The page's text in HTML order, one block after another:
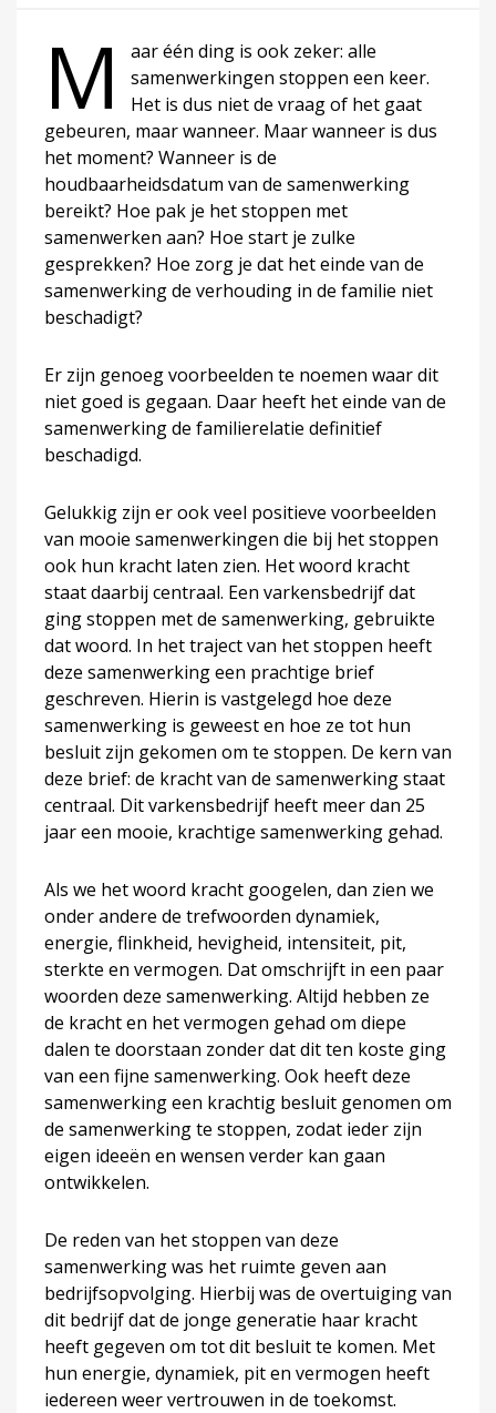
M
aar één ding is ook zeker: alle
samenwerkingen stoppen een keer.
Het is dus niet de vraag of het gaat
gebeuren, maar wanneer. Maar wanneer is dus
het moment? Wanneer is de
houdbaarheidsdatum van de samenwerking
bereikt? Hoe pak je het stoppen met
samenwerken aan? Hoe start je zulke
gesprekken? Hoe zorg je dat het einde van de
samenwerking de verhouding in de familie niet
beschadigt?
Er zijn genoeg voorbeelden te noemen waar dit
niet goed is gegaan. Daar heeft het einde van de
samenwerking de familierelatie definitief
beschadigd.
Gelukkig zijn er ook veel positieve voorbeelden
van mooie samenwerkingen die bij het stoppen
ook hun kracht laten zien. Het woord kracht
staat daarbij centraal. Een varkensbedrijf dat
ging stoppen met de samenwerking, gebruikte
dat woord. In het traject van het stoppen heeft
deze samenwerking een prachtige brief
geschreven. Hierin is vastgelegd hoe deze
samenwerking is geweest en hoe ze tot hun
besluit zijn gekomen om te stoppen. De kern van
deze brief: de kracht van de samenwerking staat
centraal. Dit varkensbedrijf heeft meer dan 25
jaar een mooie, krachtige samenwerking gehad.
Als we het woord kracht googelen, dan zien we
onder andere de trefwoorden dynamiek,
energie, flinkheid, hevigheid, intensiteit, pit,
sterkte en vermogen. Dat omschrijft in een paar
woorden deze samenwerking. Altijd hebben ze
de kracht en het vermogen gehad om diepe
dalen te doorstaan zonder dat dit ten koste ging
van een fijne samenwerking. Ook heeft deze
samenwerking een krachtig besluit genomen om
de samenwerking te stoppen, zodat ieder zijn
eigen ideeën en wensen verder kan gaan
ontwikkelen.
De reden van het stoppen van deze
samenwerking was het ruimte geven aan
bedrijfsopvolging. Hierbij was de overtuiging van
dit bedrijf dat de jonge generatie haar kracht
heeft gegeven om tot dit besluit te komen. Met
hun energie, dynamiek, pit en vermogen heeft
iedereen weer vertrouwen in de toekomst.